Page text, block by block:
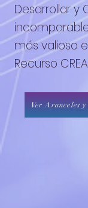
Desarrollar y
más valioso
Recurso
Ver Aranceles